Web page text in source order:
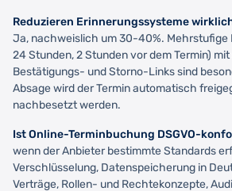
Reduzieren Erinnerungssysteme
Ja, nachweislich um 30-40%. Mehrstufige
24 Stunden, 2 Stunden vor dem Termin)
Bestätigungs- und Storno-Links sind
Absage wird der Termin automatisch
nachbesetzt werden.
Ist Online-Terminbuchung DSGVO-
wenn der Anbieter bestimmte Standards
Verschlüsselung, Datenspeicherung in
Verträge, Rollen- und Rechtekonzepte,